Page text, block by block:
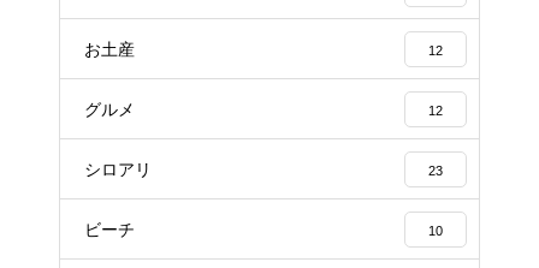
お土産 12
グルメ 12
シロアリ 23
ビーチ 10